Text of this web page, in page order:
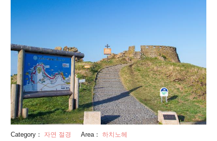
Category： 자연 절경 Area： 하치노헤